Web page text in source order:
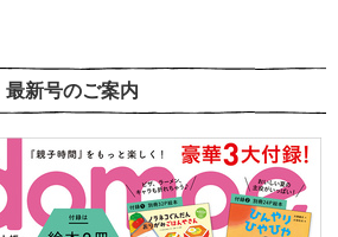
最新号のご案内